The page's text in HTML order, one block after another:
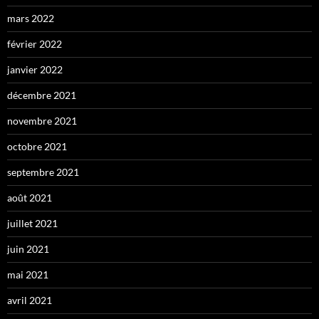
mars 2022
février 2022
janvier 2022
décembre 2021
novembre 2021
octobre 2021
septembre 2021
août 2021
juillet 2021
juin 2021
mai 2021
avril 2021